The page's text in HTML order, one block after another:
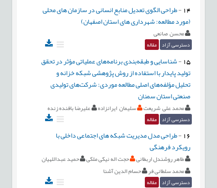
14
-طراحی الگوی تعدیل منابع انسانی در سازمان های محلی
(مورد مطالعه: شهرداری های استان اصفهان)
محسن صانعی
دسترسی آزاد مقاله
15
-شناسایی و طبقه‌بندی برنامه‌های عملیاتی مؤثر در تحقق
تولید پایدار با استفاده از روش پژوهشی شبکه خزانه و
تحلیل مؤلفه‌های اصلی مطالعه موردی: شرکت‌های تولیدی
صنعتی استان سمنان
محمد علی شریعت سلیمان ایرانزاده علیرضا بافنده زنده
دسترسی آزاد مقاله
16
-طراحی مدل مدیریت شبکه های اجتماعی داخلی با
رویکرد فرهنگی
طاهر روشندل اربطانی حجت اله نیکی ملکی
حمید عبداللهیان
محمد سلطانی فر
حسام الدین آشنا
دسترسی آزاد مقاله